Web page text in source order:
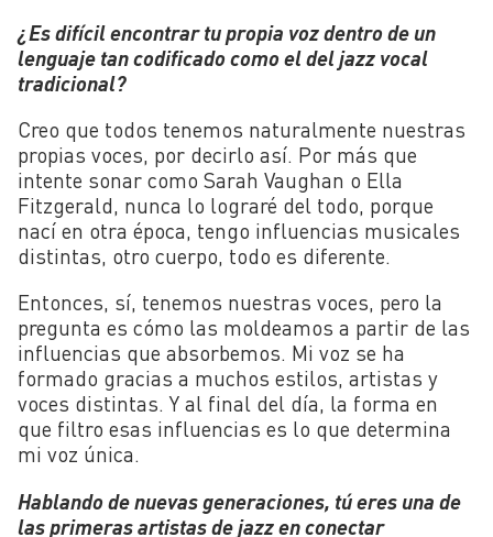
¿Es difícil encontrar tu propia voz dentro de un
lenguaje tan codificado como el del jazz vocal
tradicional?
Creo que todos tenemos naturalmente nuestras
propias voces, por decirlo así. Por más que
intente sonar como Sarah Vaughan o Ella
Fitzgerald, nunca lo lograré del todo, porque
nací en otra época, tengo influencias musicales
distintas, otro cuerpo, todo es diferente.
Entonces, sí, tenemos nuestras voces, pero la
pregunta es cómo las moldeamos a partir de las
influencias que absorbemos. Mi voz se ha
formado gracias a muchos estilos, artistas y
voces distintas. Y al final del día, la forma en
que filtro esas influencias es lo que determina
mi voz única.
Hablando de nuevas generaciones, tú eres una de
las primeras artistas de jazz en conectar